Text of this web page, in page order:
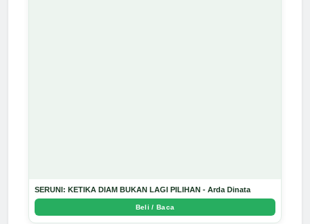
SERUNI: KETIKA DIAM BUKAN LAGI PILIHAN - Arda Dinata
Beli / Baca